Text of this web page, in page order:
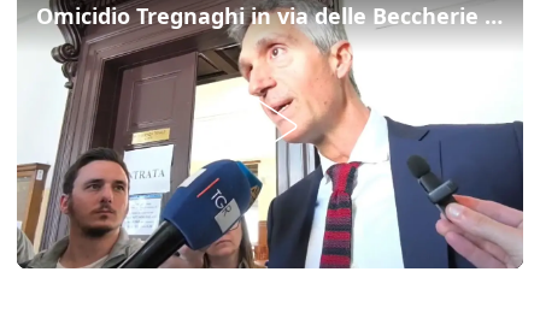
Omicidio Tregnaghi in via delle Beccherie a Trieste, il legale di Podmenich: "Richiesta la perizia psichiatrica"